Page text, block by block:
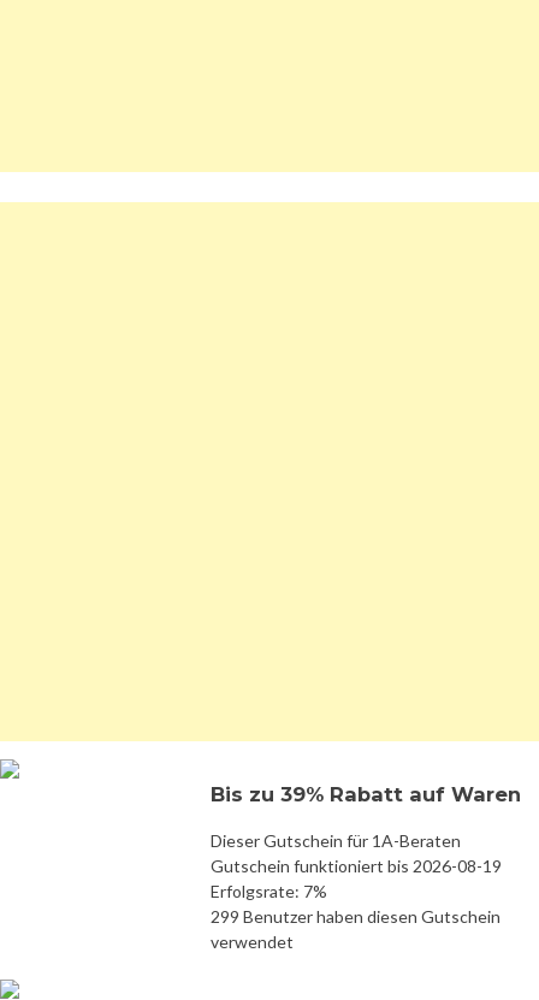
Bis zu 39% Rabatt auf Waren
Dieser Gutschein für 1A-Beraten
Gutschein funktioniert bis 2026-08-19
Erfolgsrate: 7%
299 Benutzer haben diesen Gutschein
verwendet